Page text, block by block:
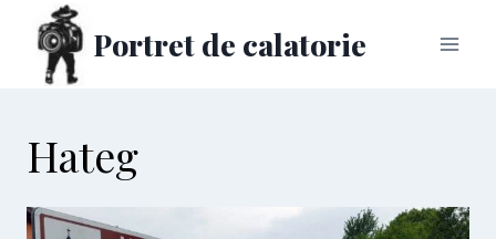
content
Portret de calatorie
Hateg